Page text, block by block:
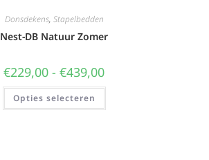
Donsdekens, Stapelbedden
Nest-DB Natuur Zomer
€229,00 - €439,00
Opties selecteren